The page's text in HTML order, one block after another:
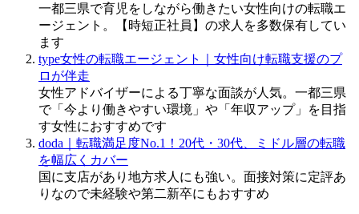
一都三県で育児をしながら働きたい女性向けの転職エ
ージェント。【時短正社員】の求人を多数保有してい
ます
type女性の転職エージェント｜女性向け転職支援のプ
ロが伴走
女性アドバイザーによる丁寧な面談が人気。一都三県
で「今より働きやすい環境」や「年収アップ」を目指
す女性におすすめです
doda｜転職満足度No.1！20代・30代、ミドル層の転職
を幅広くカバー
国に支店があり地方求人にも強い。面接対策に定評あ
りなので未経験や第二新卒にもおすすめ